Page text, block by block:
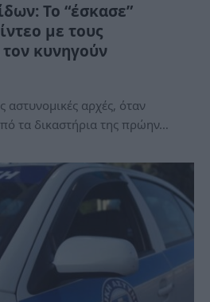
Το “έσκασε”
με τους
κυνηγούν
αστυνομικές αρχές, όταν
τα δικαστήρια της πρώην…